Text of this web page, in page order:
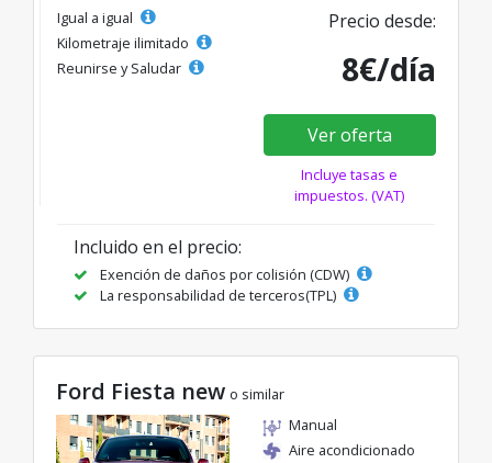
Igual a igual
Kilometraje ilimitado
Reunirse y Saludar
Precio desde:
8€/día
Ver oferta
Incluye tasas e
impuestos. (VAT)
Incluido en el precio:
Exención de daños por colisión (CDW)
La responsabilidad de terceros(TPL)
Ford Fiesta new o similar
Manual
Aire acondicionado